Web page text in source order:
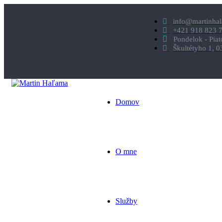
+421 918 823
Pondelok -
Škultétyho 1,
Domov
O mne
Služby